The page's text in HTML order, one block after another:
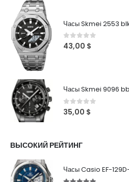
Часы Skmei 2553
0 out of 5
43,00 $
Часы Skmei 9096 bb
0out of 5
35,00 $
ВЫСОКИЙ РЕЙТИНГ
Часы Casio EF-